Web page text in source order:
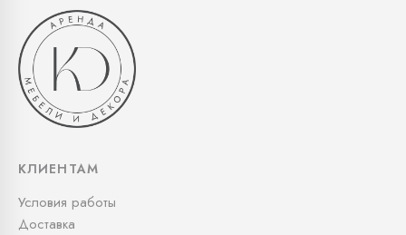
КЛИЕНТАМ
Условия работы
Доставка